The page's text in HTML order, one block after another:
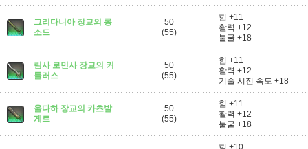
그리다니아 장교의 롱
소드
50
(55)
힘 +11
활력 +12
불굴 +18
림사 로민사 장교의 커
틀러스
50
(55)
힘 +11
활력 +12
기술 시전 속도 +18
울다하 장교의 카츠발
게르
50
(55)
힘 +11
활력 +12
불굴 +18
힘 +10